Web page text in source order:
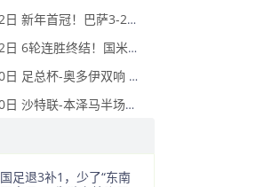
2026年01月12日 新年首冠！巴萨3-2皇马卫冕西超杯 拉菲尼亚双响维尼修斯一条龙
2026年01月12日 6轮连胜终结！国米2-2那不勒斯 麦克托米奈双响恰20点射孔蒂染红
2026年01月10日 足总杯-奥多伊双响 点球大战诺丁汉森林6-7雷克瑟姆
2026年01月10日 沙特联-本泽马半场戴帽 吉达联合4-0拉斯永恒
国足退3补1，少了“东南